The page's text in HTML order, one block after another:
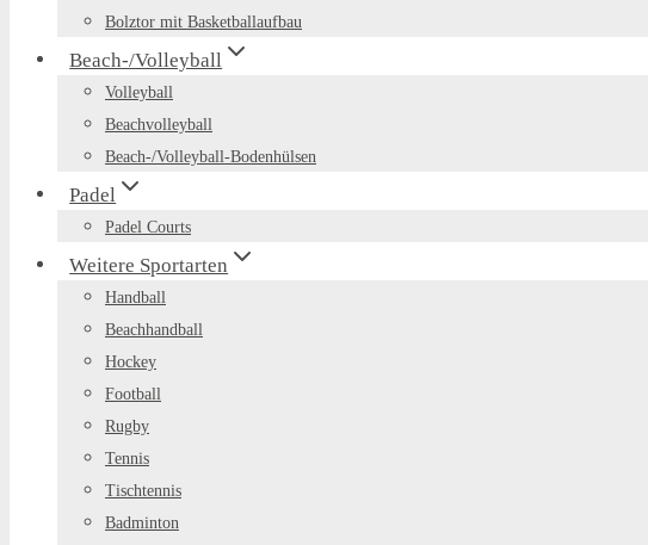
Bolztor mit Basketballaufbau
Beach-/Volleyball
Volleyball
Beachvolleyball
Beach-/Volleyball-Bodenhülsen
Padel
Padel Courts
Weitere Sportarten
Handball
Beachhandball
Hockey
Football
Rugby
Tennis
Tischtennis
Badminton